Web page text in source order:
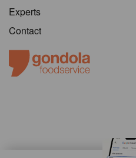
Experts
Contact